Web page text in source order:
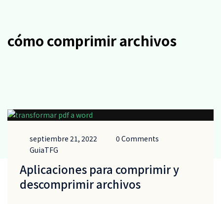
cómo comprimir archivos
septiembre 21, 2022
0 Comments
GuiaTFG
Aplicaciones para comprimir y
descomprimir archivos